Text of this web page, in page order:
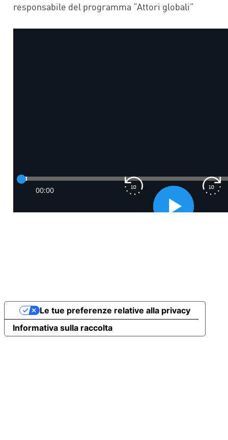
responsabile del programma “Attori globali”
Informativa sulla raccolta
Le tue preferenze relative alla privacy